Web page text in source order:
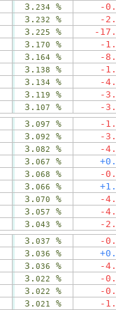
3. 234 % -0 .
3. 232 % -2 .
3. 225 % -17 .
3. 170 % -1 .
3. 164 % -8 .
3. 138 % -1 .
3. 134 % -4 .
3. 119 % -3 .
3. 107 % -3 .
3. 097 % -1 .
3. 092 % -3 .
3. 082 % -4 .
3. 067 % +0 .
3. 068 % -0 .
3. 066 % +1 .
3. 070 % -4 .
3. 057 % -4 .
3. 043 % -2 .
3. 037 % -0 .
3. 036 % +0 .
3. 036 % -4 .
3. 022 % -0 .
3. 022 % -0 .
3. 021 % -1 .